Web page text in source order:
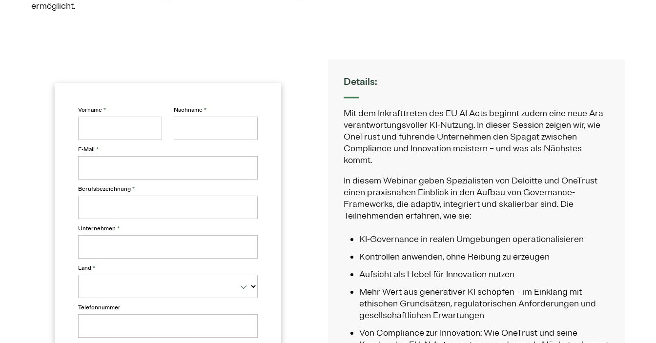
ermöglicht.
Vorname * Nachname *
E-Mail *
Berufsbezeichnung *
Unternehmen *
Land *
Telefonnummer
Details:
Mit dem Inkrafttreten des EU AI Acts beginnt zudem eine neue Ära
verantwortungsvoller KI-Nutzung. In dieser Session zeigen wir, wie
OneTrust und führende Unternehmen den Spagat zwischen
Compliance und Innovation meistern – und was als Nächstes
kommt.
In diesem Webinar geben Spezialisten von Deloitte und OneTrust
einen praxisnahen Einblick in den Aufbau von Governance-
Frameworks, die adaptiv, integriert und skalierbar sind. Die
Teilnehmenden erfahren, wie sie:
KI-Governance in realen Umgebungen operationalisieren
Kontrollen anwenden, ohne Reibung zu erzeugen
Aufsicht als Hebel für Innovation nutzen
Mehr Wert aus generativer KI schöpfen – im Einklang mit
ethischen Grundsätzen, regulatorischen Anforderungen und
gesellschaftlichen Erwartungen
Von Compliance zur Innovation: Wie OneTrust und seine